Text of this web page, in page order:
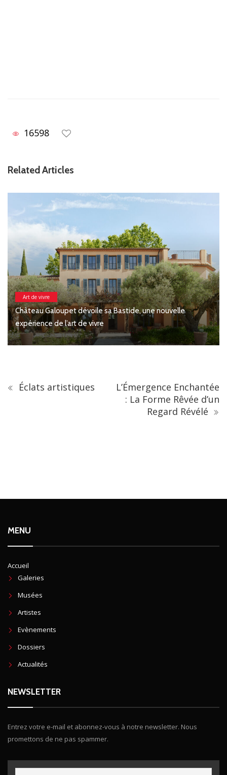
16598
Related Articles
Art de vivre
Château Galoupet dévoile sa Bastide, une nouvelle
expérience de l’art de vivre
Éclats artistiques
L’Émergence Enchantée
: La Forme Rêvée d’un
Regard Révélé
MENU
Accueil
Galeries
Musées
Artistes
Evènements
Dossiers
Actualités
NEWSLETTER
Entrez votre e-mail et abonnez-vous à notre newsletter. Nous
promettons de ne pas spammer.